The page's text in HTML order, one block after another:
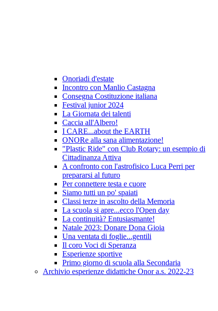
Onoriadi d'estate
Incontro con Manlio Castagna
Consegna Costituzione italiana
Festival junior 2024
La Giornata dei talenti
Caccia all'Albero!
I CARE...about the EARTH
ONORe alla sana alimentazione!
"Plastic Ride" con Club Rotary: un esempio di
Cittadinanza Attiva
A confronto con l'astrofisico Luca Perri per
prepararsi al futuro
Per connettere testa e cuore
Siamo tutti un po' spaiati
Classi terze in ascolto della Memoria
La scuola si apre...ecco l'Open day
La continuità? Entusiasmante!
Natale 2023: Donare Dona Gioia
Una ventata di foglie...gentili
Il coro Voci di Speranza
Esperienze sportive
Primo giorno di scuola alla Secondaria
Archivio esperienze didattiche Onor a.s. 2022-23